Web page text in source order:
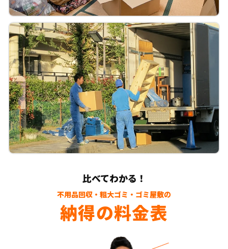
比べてわかる！
不用品回収・粗大ゴミ・ゴミ屋敷の
納得の料金表